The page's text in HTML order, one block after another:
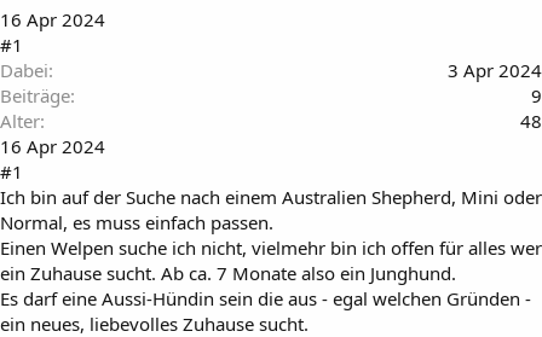
t
m
16 Apr 2024
#1
Dabei
3 Apr 2024
Beiträge
9
Alter
48
16 Apr 2024
#1
Ich bin auf der Suche nach einem Australien Shepherd, Mini oder
Normal, es muss einfach passen.
Einen Welpen suche ich nicht, vielmehr bin ich offen für alles wer
ein Zuhause sucht. Ab ca. 7 Monate also ein Junghund.
Es darf eine Aussi-Hündin sein die aus - egal welchen Gründen -
ein neues, liebevolles Zuhause sucht.